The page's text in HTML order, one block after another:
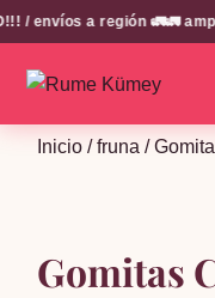
/ envíos a región 🚛🚛
Inicio /fruna /
Gomitas